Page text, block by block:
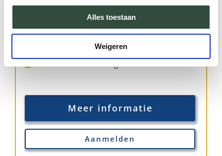
Alles toestaan
Weigeren
PIZ - Cultuur snuiven
Kasteel de Vanenburg
Meer informatie
Aanmelden